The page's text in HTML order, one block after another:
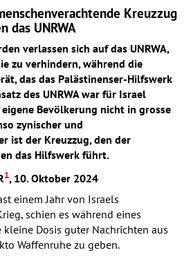
Kreuzzug
das UNRWA
verlassen sich auf das UNRWA,
zu verhindern, während die
das das Palästinenser-Hilfswerk
des UNRWAwar für Israel
Bevölkerung nicht in grosse
zynischer und
ist der Kreuzzug, den der
das Hilfswerk führt.
1, 10. Oktober 2024
einem Jahr von Israels
schien es während eines
Dosis guter Nachrichten aus
Waffenruhe zu geben.